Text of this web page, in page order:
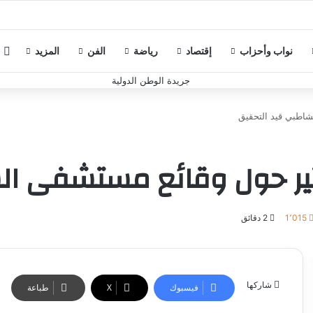
نواب وأحزاب إقتصاد رياضة الفن المزيد
قيد التحقيق
حول وقائع مستشفى
1٬015
شاركها فيسبوك ‫X طباعة